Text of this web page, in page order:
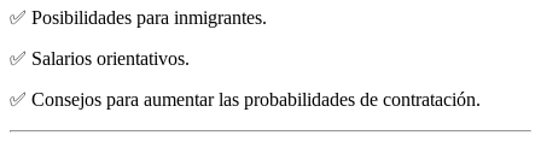
✅ Posibilidades para inmigrantes.
✅ Salarios orientativos.
✅ Consejos para aumentar las probabilidades de contratación.